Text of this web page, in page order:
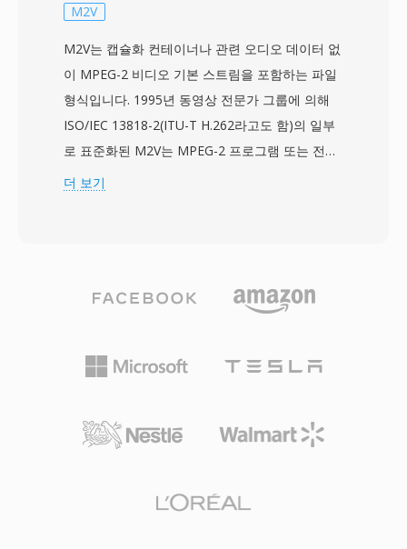
1990년대와 2000년대 전반에 걸쳐 개인용 컴퓨터
특징 중 하나는 단순한 내부 구조로, 더 복잡한 최
신 컨테이너에 비해 바이너리 수준에서 AVI 파일
을 비교적 쉽게 편집하고 처리할 수 있다는 것입니
다. AVI는 또한 다중 오디오 스트림을 지원하여, 단
일 파일 내에서 다국어 콘텐츠를 가능하게 합니다.
그러나 원래 사양에는 초기 구현에서의 2GB 파일
하는 파일을 허용하여 크기 제한 문제를 해결했습
니다. 수십 년의 역사에도 불구하고, AVI는 가장 보
아 있으며, 모든 주요 운영체제의 미디어 플레이어
M2V
M2V는 캡슐화 컨테이너나 관련 오디오 데이터 없
이 MPEG-2 비디오 기본 스트림을 포함하는 파일
형식입니다. 1995년 동영상 전문가 그룹에 의해
ISO/IEC 13818-2(ITU-T H.262라고도 함)의 일부
로 표준화된 M2V는 MPEG-2 프로그램 또는 전송
스트림 내에서 나타나는 것과 동일한 원시 압축 비
코딩되는 DVD 제작에서 유용합니다. M2V 스트림
서 인터레이스 및 프로그레시브 스캔 모드를 모두
지원하며, 비트레이트는 소비자 콘텐츠의 경우 일
80Mbps에 이릅니다. 인트라 코딩 프레임과 예측
디오만 포함하고 오디오나 동기화 정보가 없으므
더 보기